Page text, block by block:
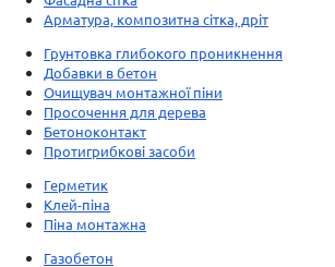
Арматура, композитна сітка, дріт
Грунтовка глибокого проникнення
Добавки в бетон
Очищувач монтажної піни
Просочення для дерева
Бетоноконтакт
Протигрибкові засоби
Герметик
Клей-піна
Піна монтажна
Газобетон